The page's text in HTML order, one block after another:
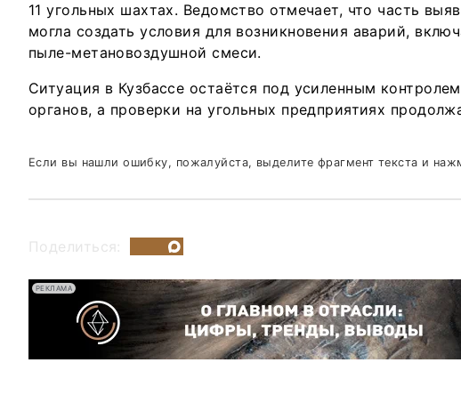
11 угольных шахтах. Ведомство отмечает, что часть
могла создать условия для возникновения аварий,
пыле-метановоздушной смеси.
Ситуация в Кузбассе остаётся под усиленным
органов, а проверки на угольных предприятиях
Если вы нашли ошибку, пожалуйста, выделите фрагмент текста и
Поделиться:
РЕКЛАМА